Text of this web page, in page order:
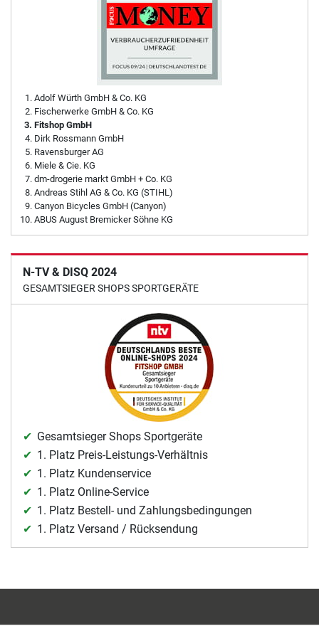
Adolf Würth GmbH & Co. KG
Fischerwerke GmbH & Co. KG
Fitshop GmbH
Dirk Rossmann GmbH
Ravensburger AG
Miele & Cie. KG
dm-drogerie markt GmbH + Co. KG
Andreas Stihl AG & Co. KG (STIHL)
Canyon Bicycles GmbH (Canyon)
ABUS August Bremicker Söhne KG
N-TV & DISQ 2024
GESAMTSIEGER SHOPS SPORTGERÄTE
Gesamtsieger Shops Sportgeräte
1. Platz Preis-Leistungs-Verhältnis
1. Platz Kundenservice
1. Platz Online-Service
1. Platz Bestell- und Zahlungsbedingungen
1. Platz Versand / Rücksendung